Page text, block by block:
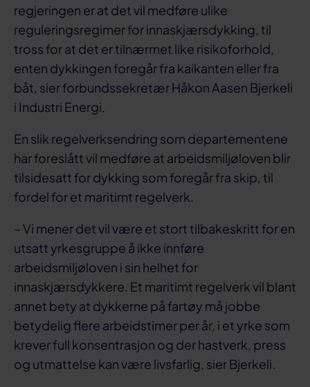
regjeringen er at det vil medføre ulike
reguleringsregimer for innaskjærsdykking, til
tross for at det er tilnærmet like risikoforhold,
enten dykkingen foregår fra kaikanten eller fra
båt, sier forbundssekretær Håkon Aasen Bjerkeli
i Industri Energi.
En slik regelverksendring som departementene
har foreslått vil medføre at arbeidsmiljøloven blir
tilsidesatt for dykking som foregår fra skip, til
fordel for et maritimt regelverk.
– Vi mener det vil være et stort tilbakeskritt for en
utsatt yrkesgruppe å ikke innføre
arbeidsmiljøloven i sin helhet for
innaskjærsdykkere. Et maritimt regelverk vil blant
annet bety at dykkerne på fartøy må jobbe
betydelig flere arbeidstimer per år, i et yrke som
krever full konsentrasjon og der hastverk, press
og utmattelse kan være livsfarlig, sier Bjerkeli.